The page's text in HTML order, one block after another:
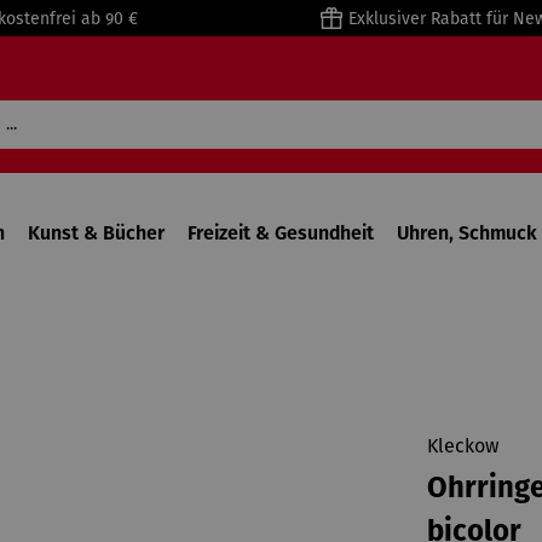
ab 90 € Exklusiver Rabatt für
Kunst & Bücher Freizeit & Gesundheit Uhren,
Kleckow
bicolor